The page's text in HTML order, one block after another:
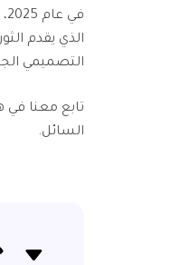
الذي يقدم
التصميمي
تابع معنا في
السائل.